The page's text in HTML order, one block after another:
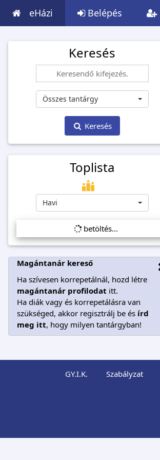
eHázi Belépés
Keresés
Összes tantárgy
Keresés
Toplista
Havi
betöltés...
Magántanár kereső
Ha szívesen korrepetálnál, hozd létre
magántanár profilodat itt.
Ha diák vagy és korrepetálásra van
szükséged, akkor regisztrálj be és írd
meg itt, hogy milyen tantárgyban!
GY.I.K. Szabályzat